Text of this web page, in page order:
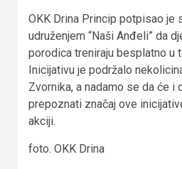
OKK Drina Princip potpisao je
udruženjem “Naši Anđeli” da
porodica treniraju besplatno u
Inicijativu je podržalo
Zvornika, a nadamo se da će
prepoznati značaj ove
akciji.
foto. OKK Drina